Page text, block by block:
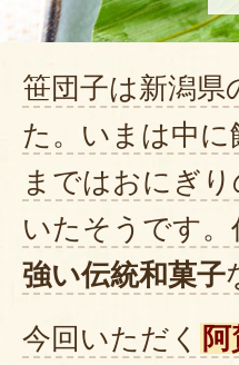
笹団子は新潟
た。いまは中
まではおにぎ
いたそうです
強い伝統和菓子
今回いただく